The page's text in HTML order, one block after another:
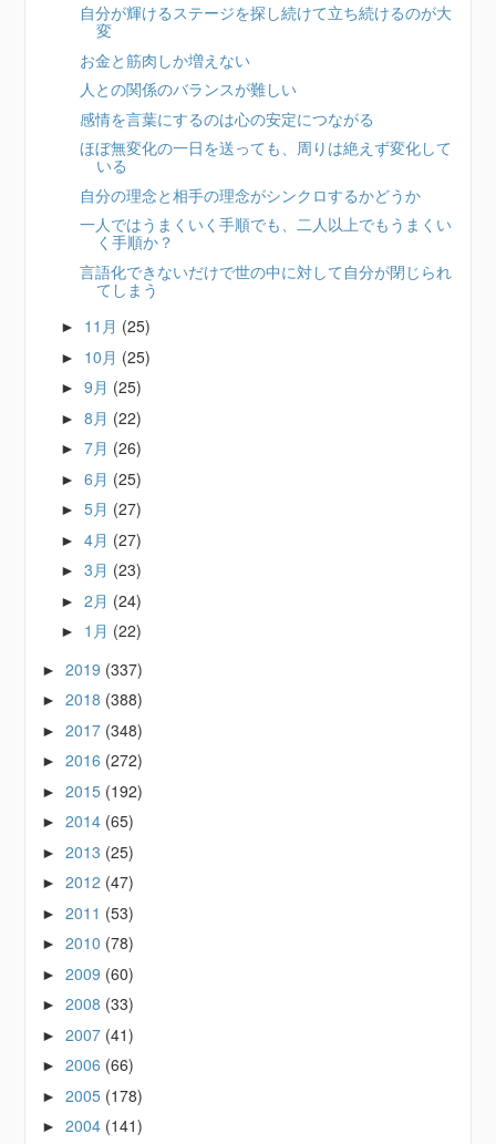
自分が輝けるステージを探し続けて立ち続けるのが大
変
お金と筋肉しか増えない
人との関係のバランスが難しい
感情を言葉にするのは心の安定につながる
ほぼ無変化の一日を送っても、周りは絶えず変化して
いる
自分の理念と相手の理念がシンクロするかどうか
一人ではうまくいく手順でも、二人以上でもうまくい
く手順か？
言語化できないだけで世の中に対して自分が閉じられ
てしまう
► 11月 (25)
► 10月 (25)
►9月 (25)
►8月 (22)
►7月 (26)
►6月 (25)
►5月 (27)
►4月 (27)
►3月 (23)
►2月 (24)
► 1月 (22)
►2019 (337)
►2018 (388)
►2017 (348)
►2016 (272)
►2015 (192)
►2014 (65)
►2013 (25)
►2012 (47)
►2011 (53)
►2010 (78)
►2009 (60)
►2008 (33)
►2007 (41)
►2006 (66)
►2005 (178)
►2004 (141)